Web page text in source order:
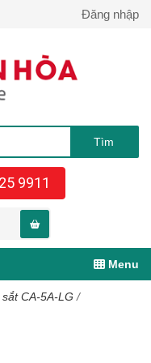
Đăng nhập
9911
Menu
sắt CA-5A-LG /